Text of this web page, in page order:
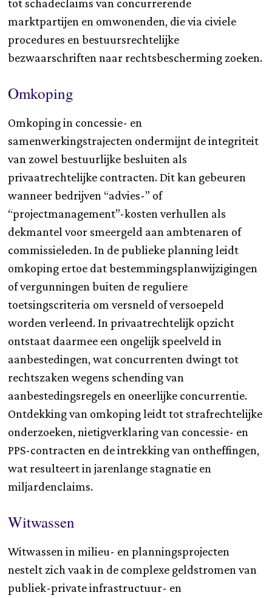
tot schadeclaims van concurrerende
marktpartijen en omwonenden, die via civiele
procedures en bestuursrechtelijke
bezwaarschriften naar rechtsbescherming zoeken.
Omkoping
Omkoping in concessie- en
samenwerkingstrajecten ondermijnt de integriteit
van zowel bestuurlijke besluiten als
privaatrechtelijke contracten. Dit kan gebeuren
wanneer bedrijven “advies-” of
“projectmanagement”-kosten verhullen als
dekmantel voor smeergeld aan ambtenaren of
commissieleden. In de publieke planning leidt
omkoping ertoe dat bestemmingsplanwijzigingen
of vergunningen buiten de reguliere
toetsingscriteria om versneld of versoepeld
worden verleend. In privaatrechtelijk opzicht
ontstaat daarmee een ongelijk speelveld in
aanbestedingen, wat concurrenten dwingt tot
rechtszaken wegens schending van
aanbestedingsregels en oneerlijke concurrentie.
Ontdekking van omkoping leidt tot strafrechtelijke
onderzoeken, nietigverklaring van concessie- en
PPS-contracten en de intrekking van ontheffingen,
wat resulteert in jarenlange stagnatie en
miljardenclaims.
Witwassen
Witwassen in milieu- en planningsprojecten
nestelt zich vaak in de complexe geldstromen van
publiek-private infrastructuur- en